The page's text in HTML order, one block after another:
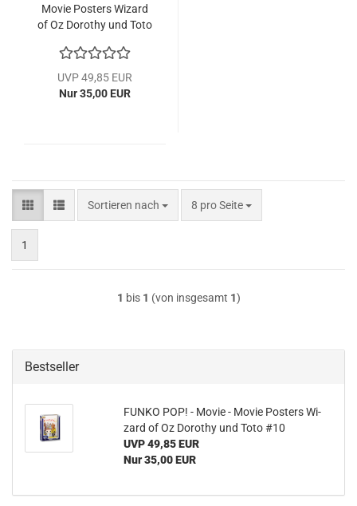
Movie Pos­ters Wi­zard
of Oz Do­ro­thy und Toto
UVP 49,85 EUR
Nur 35,00 EUR
Sortieren nach
Sortieren nach 8 pro Seite
pro Seite
1
1 bis 1 (von insgesamt 1)
Bestseller
FUNKO POP! - Movie - Movie Pos­ters Wi­
zard of Oz Do­ro­thy und Toto #10
UVP 49,85 EUR
Nur 35,00 EUR